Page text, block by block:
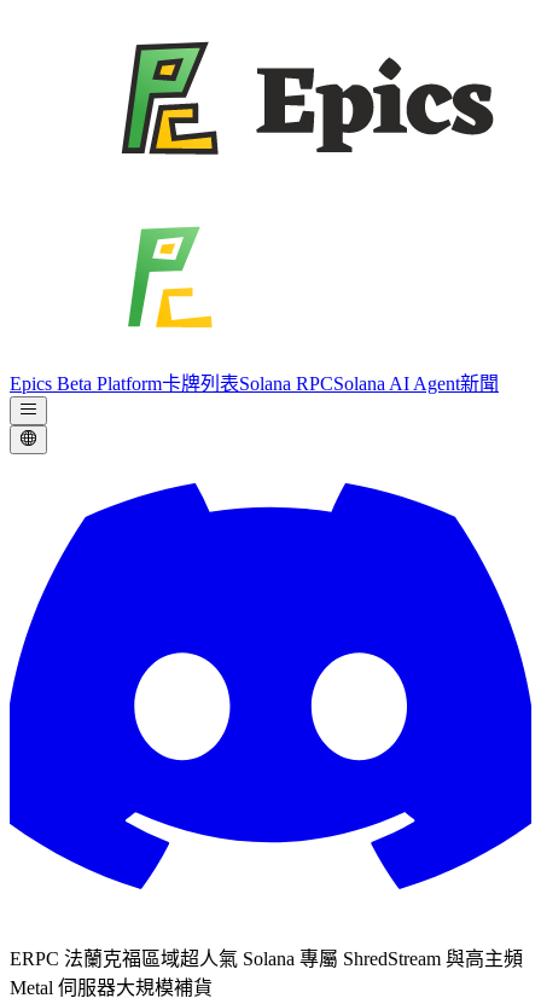
Epics Beta Platform卡牌列表Solana RPCSolana AI Agent新聞
ERPC 法蘭克福區域超人氣 Solana 專屬 ShredStream 與高主頻
Metal 伺服器大規模補貨